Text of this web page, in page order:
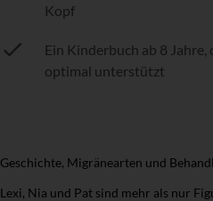
Kopf
Ein Kinderbuch ab 8
optimal unterstützt
Geschichte, Migränearten und
Lexi, Nia und Pat sind mehr als nur